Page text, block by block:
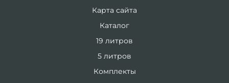
Карта сайта
Каталог
19 литров
5 литров
Комплекты